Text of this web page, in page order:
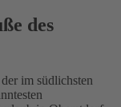
des
im südlichsten